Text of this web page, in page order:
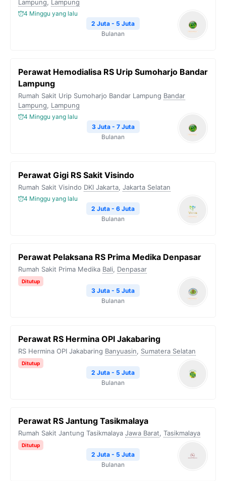
Lampung, Lampung
4 Minggu yang lalu
2 Juta - 5 Juta
Bulanan
Perawat Hemodialisa RS Urip Sumoharjo Bandar
Lampung
Rumah Sakit Urip Sumoharjo Bandar Lampung Bandar
Lampung, Lampung
4 Minggu yang lalu
3 Juta - 7 Juta
Bulanan
Perawat Gigi RS Sakit Visindo
Rumah Sakit Visindo DKI Jakarta, Jakarta Selatan
4 Minggu yang lalu
2 Juta - 6 Juta
Bulanan
Perawat Pelaksana RS Prima Medika Denpasar
Rumah Sakit Prima Medika Bali, Denpasar
Ditutup
3 Juta - 5 Juta
Bulanan
Perawat RS Hermina OPI Jakabaring
RS Hermina OPI Jakabaring Banyuasin, Sumatera Selatan
Ditutup
2 Juta - 5 Juta
Bulanan
Perawat RS Jantung Tasikmalaya
Rumah Sakit Jantung Tasikmalaya Jawa Barat, Tasikmalaya
Ditutup
2 Juta - 5 Juta
Bulanan